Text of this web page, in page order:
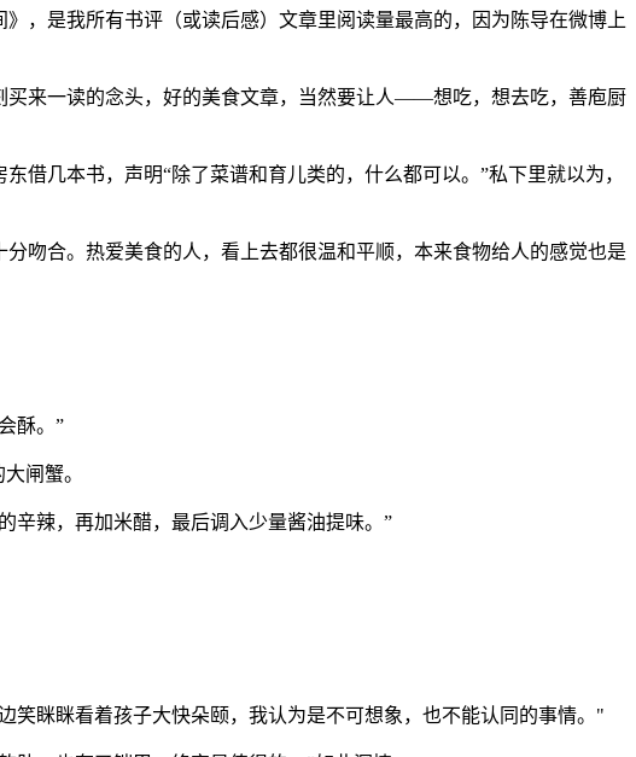
，是我所有书评（或读后感）文章里阅读量最高的，因为陈导在微博上
买来一读的念头，好的美食文章，当然要让人——想吃，想去吃，善庖厨
几本书，声明“除了菜谱和育儿类的，什么都可以。”私下里就以为，
吻合。热爱美食的人，看上去都很温和平顺，本来食物给人的感觉也是
酥。”
闸蟹。
辛辣，再加米醋，最后调入少量酱油提味。”
眯眯看着孩子大快朵颐，我认为是不可想象，也不能认同的事情。"